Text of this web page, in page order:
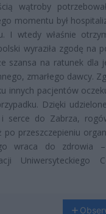
wątroby
momentu był
I wtedy właśnie
wyraziła zgodę na
szansa na ratunek dla
zmarłego dawcy.
innych pacjentów
Dzięki
i serce do Zabrza,
po przeszczepieniu
wraca do zdrowia
Uniwersyteckiego